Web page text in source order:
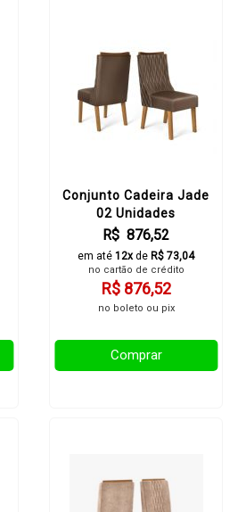
Conjunto Cadeira Jade
02 Unidades
R$ 876,52
em até 12xde R$ 73,04
no cartão de crédito
R$ 876,52
no boleto ou pix
Comprar